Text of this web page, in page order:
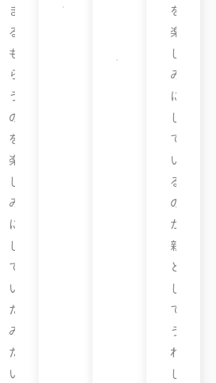
ま
る
も
ら
う
の
を
楽
し
み
に
し
て
い
た
み
た
い
を
楽
し
み
に
し
て
い
る
の
が
親
と
し
て
う
れ
し